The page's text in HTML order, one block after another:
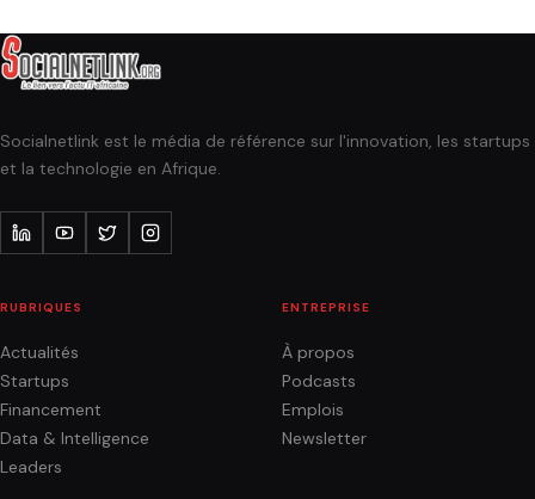
Socialnetlink est le média de référence sur l'innovation, les startups
et la technologie en Afrique.
RUBRIQUES
Actualités
Startups
Financement
Data & Intelligence
Leaders
ENTREPRISE
À propos
Podcasts
Emplois
Newsletter